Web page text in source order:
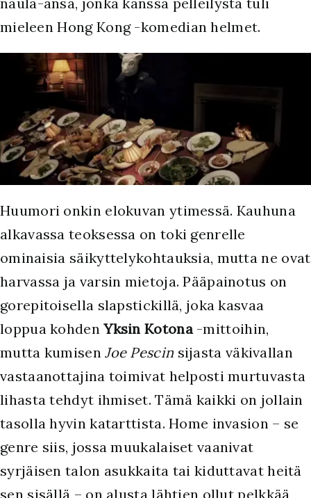
mieleen Hong Kong -komedian helmet.
Huumori onkin elokuvan ytimessä. Kauhuna
alkavassa teoksessa on toki genrelle
ominaisia säikyttelykohtauksia, mutta ne ovat
harvassa ja varsin mietoja. Pääpainotus on
gorepitoisella slapstickillä, joka kasvaa
loppua kohdenYksin Kotona-mittoihin,
mutta kumisenJoe Pescin sijasta väkivallan
vastaanottajina toimivat helposti murtuvasta
lihasta tehdyt ihmiset. Tämä kaikki on jollain
tasolla hyvin katarttista. Home invasion – se
genre siis, jossa muukalaiset vaanivat
syrjäisen talon asukkaita tai kiduttavat heitä
sen sisällä – on alusta lähtien ollut pelkkää